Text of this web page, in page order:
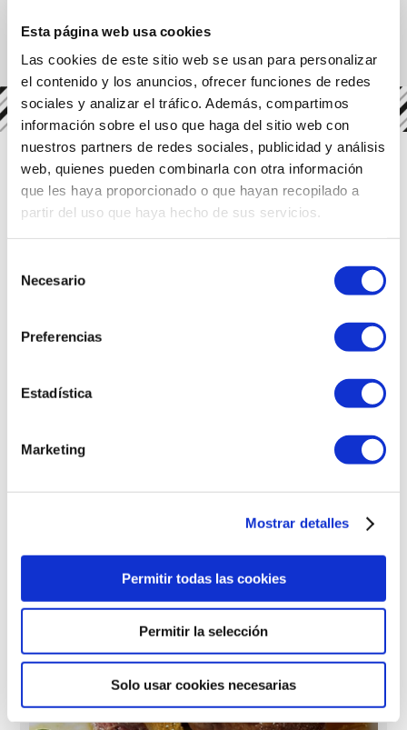
Esta página web usa cookies
Las cookies de este sitio web se usan para personalizar
el contenido y los anuncios, ofrecer funciones de redes
sociales y analizar el tráfico. Además, compartimos
información sobre el uso que haga del sitio web con
nuestros partners de redes sociales, publicidad y análisis
web, quienes pueden combinarla con otra información
que les haya proporcionado o que hayan recopilado a
partir del uso que haya hecho de sus servicios.
Necesario
Preferencias
Estadística
Marketing
Mostrar detalles
Permitir todas las cookies
Permitir la selección
Solo usar cookies necesarias
関連レシピ
スペシャルメニュー